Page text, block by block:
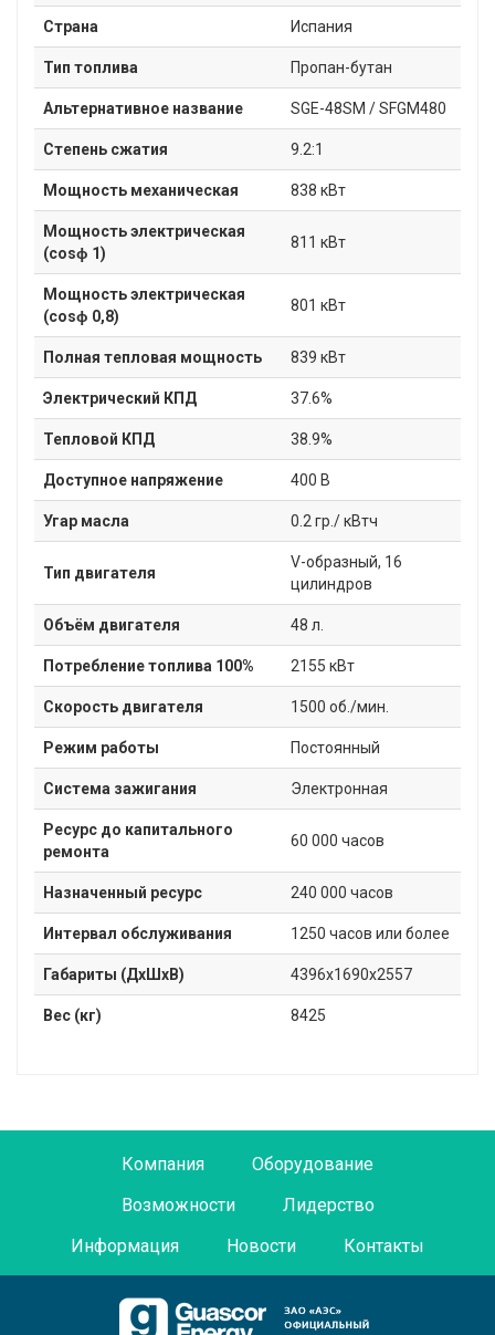
Страна Испания
Тип топлива Пропан-бутан
Альтернативное название SGE-48SM / SFGM480
Степень сжатия 9.2:1
Мощность механическая 838 кВт
Мощность электрическая
(cosɸ 1)
811 кВт
Мощность электрическая
(cosɸ 0,8)
801 кВт
Полная тепловая мощность 839 кВт
Электрический КПД 37.6%
Тепловой КПД 38.9%
Доступное напряжение 400 В
Угар масла 0.2 гр./ кВтч
Тип двигателя
V-образный, 16
цилиндров
Объём двигателя 48 л.
Потребление топлива 100% 2155 кВт
Скорость двигателя 1500 об./мин.
Режим работы Постоянный
Система зажигания Электронная
Ресурс до капитального
ремонта
60 000 часов
Назначенный ресурс 240 000 часов
Интервал обслуживания 1250 часов или более
Габариты (ДxШxВ) 4396x1690х2557
Вес (кг) 8425
Компания
Оборудование
Возможности
Лидерство
Информация
Новости Контакты